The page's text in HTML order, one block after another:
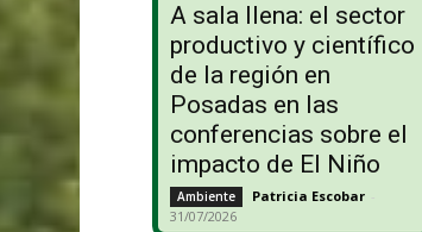
A sala llena: el sector
productivo y científico
de la región en
Posadas en las
conferencias sobre el
impacto de El Niño
Ambiente Patricia Escobar -
31/07/2026